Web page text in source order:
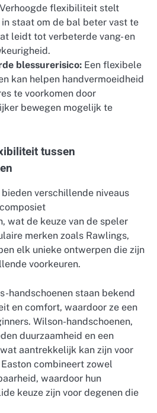
Verhoogde flexibiliteit stelt
in staat om de bal beter vast te
leidt tot verbeterde vang- en
blessurerisico: Een flexibele
kan helpen handvermoeidheid
te voorkomen door
bewegen mogelijk te
tussen
verschillende niveaus
wat de keuze van de speler
merken zoals Rawlings,
elk unieke ontwerpen die zijn
voorkeuren.
handschoenen staan bekend
en comfort, waardoor ze een
Wilson-handschoenen,
duurzaamheid en een
aantrekkelijk kan zijn voor
combineert zowel
waardoor hun
keuze zijn voor degenen die